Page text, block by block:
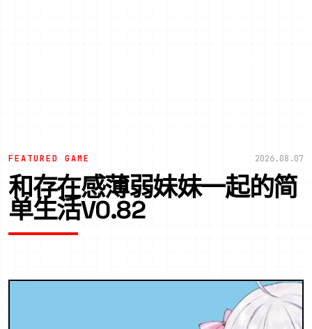
FEATURED GAME 2026.08.07
和存在感薄弱妹妹一起的简
单生活V0.82